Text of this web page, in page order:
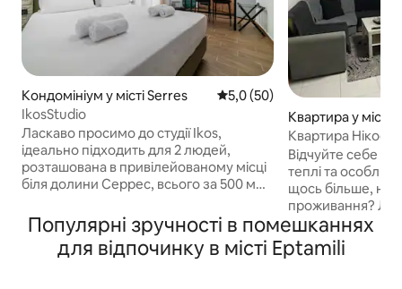
Кондомініум у місті Serres Середня оцінка: 5,0 з 5,
5,0 (50)
IkosStudio
Ласкаво просимо до студії Ikos,
ідеально підходить для 2 людей,
розташована в привілейованому місці
біля долини Серрес, всього за 500 м
розроблене з акцентом на комфорт і
функціональність, пропонуючи все
необхідне для приємного
Квартира у місті
Квартира Нікоса
Відчуйте себе
теплі та
щось більше, ніж
проживання?
вашого дому в
районі, всього в
жвавого центру
Популярні зручності в помешканнях
для відпочинку в місті Eptamili